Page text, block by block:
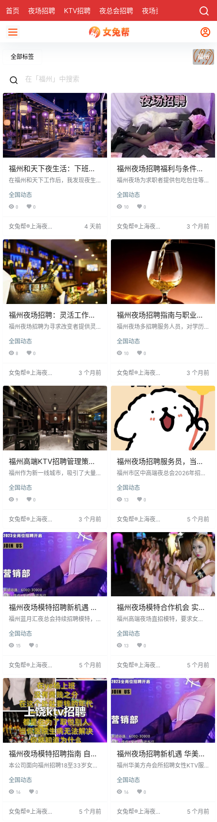
首页 夜场招聘 KTV招聘 夜总会招聘 夜场资讯 社区
全部标签 福州
福州和天下夜生活：下班后
我常去的几个地方
在福州和天下工作后，我发现夜生
的消遣和宵夜更是一天的真实快
乐。东二环泰禾广场是夜猫子聚集
天下场子正规，位于东大路国惠温
服，人均消费不贵。福州夜场行业
规范
全国动态
0 0
女兔帮®上海夜场
4 天前
福州夜场招聘福利与条件解
析
福州夜场为求职者提供包吃包住等
境高端，员工生活无忧。宿舍设施
齐全，薪资可观，收入上不封顶。
全国动态
10 0
女兔帮®上海夜场
3 个月前
福州夜场招聘：灵活工作，
生活新选择
福州夜场招聘为寻求改变者提供灵
生活质量。工作轻松，时间自由，
适合追求自由生活的人。招聘平台
正规可靠，提供丰富工作与文娱内
于希望改变现状并保持生活品质的
择。
全国动态
8 0
女兔帮®上海夜场
3 个月前
福州夜场招聘指南与职业发
展建议
福州夜场多招聘服务人员，对学历
好者薪资更高。建议从业者除提升
形象外，学习管理技能争取晋升。
薪资待遇相对优厚，如调酒师、DJ
提供优质服务以获认可和更好发
把握职业发展机会。
全国动态
10 0
女兔帮®上海夜场
3 个月前
福州高端KTV招聘管理策略
与人才需求
福州作为新一线城市，吸引了大量
聘需求。夜场工作对员工人际交往
和应变能力要求高，管理者需警惕
招聘，避免与客人冲突。管理上需
管理虽特殊，但成功者往往具备卓
求，让求职者做好准备，夜场工作
能锻炼多方面能力。
全国动态
9 0
女兔帮®上海夜场
3 个月前
福州夜场招聘服务员，当天
面试，当天上岗！不压不
福州市区中高端夜总会2026年招聘
招聘对象为18-33岁女性，身高1.6
米以上，形象气质佳，亲和力强。
工作内容包括点歌、倒酒、互动提
-1800元。无需经验，公司提供支
人士，快速开启高薪征程。
全国动态
13 0
女兔帮®上海夜场
5 个月前
福州夜场模特招聘新机遇 青
春梦想自由启航
福州蓝月汇夜总会持续招聘模特，
职岗位，薪资当日结算，从1600元
起步，表现优异者可达2200元以
票。严格保护隐私，全员用艺名，
用，谨防收费陷阱。鼓励勇敢尝
试，选择可靠平台。
全国动态
15 0
女兔帮®上海夜场
5 个月前
福州夜场模特合作机会 实力
团队保障稳定工作
福州高端夜场直招模特，要求女
佳。薪资日结，起步标准高，月收
入可观。团队资源稳定，工作机会
宿，保护隐私，可兼职。适合寻求
全国动态
13 0
女兔帮®上海夜场
5 个月前
福州夜场模特招聘指南 自信
女性开启新舞台
本公司面向福州招聘18至33岁女性
开朗即可，不限制学历形象。提供
高度保密人事管理，入职用艺名保
结算，无强制工装与业绩。面试通
全国动态
16 0
女兔帮®上海夜场
5 个月前
福州夜场招聘新机遇 华美方
舟会所诚聘模特
福州华美方舟会所招聘女性KTV服
算。要求身高158cm以上，无经验
者亦可，提供免费培训。工作内容
天可住宿舍并上班。为外地员工提
全国动态
16 0
女兔帮®上海夜场
5 个月前